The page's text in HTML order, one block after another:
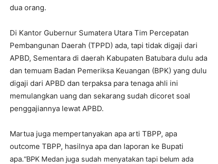
dua orang.
Di Kantor Gubernur Sumatera Utara Tim Percepatan
Pembangunan Daerah (TPPD) ada, tapi tidak digaji dari
APBD, Sementara di daerah Kabupaten Batubara dulu ada
dan temuam Badan Pemeriksa Keuangan (BPK) yang dulu
digaji dari APBD dan terpaksa para tenaga ahli ini
memulangkan uang dan sekarang sudah dicoret soal
penggajiannya lewat APBD.
Martua juga mempertanyakan apa arti TBPP, apa
outcome TBPP, hasilnya apa dan laporan ke Bupati
apa.“BPK Medan juga sudah menyatakan tapi belum ada